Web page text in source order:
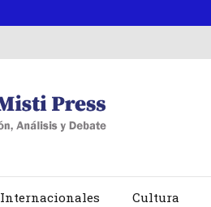
Internacionales Cultura